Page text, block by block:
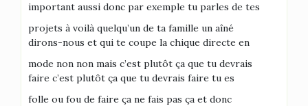
important aussi donc par exemple tu parles de tes
projets à voilà quelqu’un de ta famille un aîné
dirons-nous et qui te coupe la chique directe en
mode non non mais c’est plutôt ça que tu devrais
faire c’est plutôt ça que tu devrais faire tu es
folle ou fou de faire ça ne fais pas ça et donc